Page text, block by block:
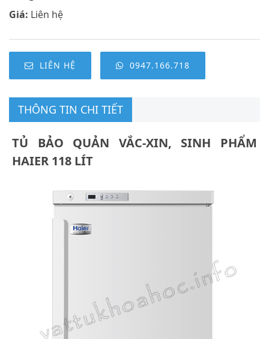
Giá: Liên hệ
LIÊN HỆ 0947.166.718
THÔNG TIN CHI TIẾT
TỦ BẢO QUẢN VẮC-XIN, SINH PHẨM
HAIER 118 LÍT